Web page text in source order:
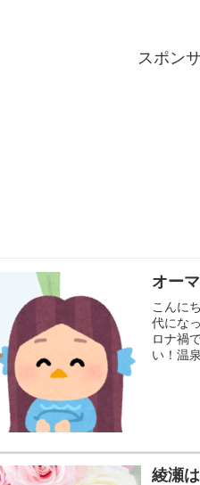
スポン
オー
こんに
代にな
ロナ禍
い！温
綾瀬